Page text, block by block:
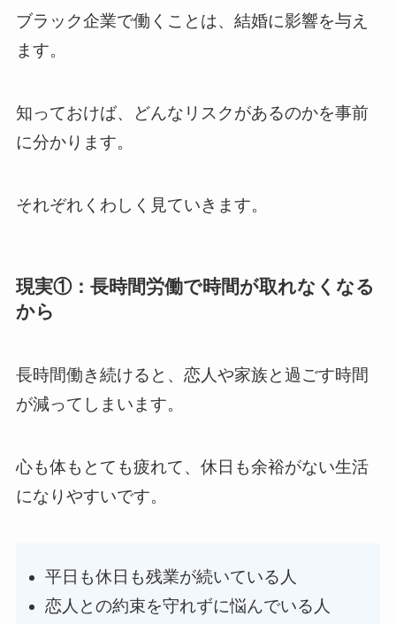
ブラック企業で働くことは、結婚に影響を与え
ます。
知っておけば、どんなリスクがあるのかを事前
に分かります。
それぞれくわしく見ていきます。
現実①：長時間労働で時間が取れなくなる
から
長時間働き続けると、恋人や家族と過ごす時間
が減ってしまいます。
心も体もとても疲れて、休日も余裕がない生活
になりやすいです。
平日も休日も残業が続いている人
恋人との約束を守れずに悩んでいる人